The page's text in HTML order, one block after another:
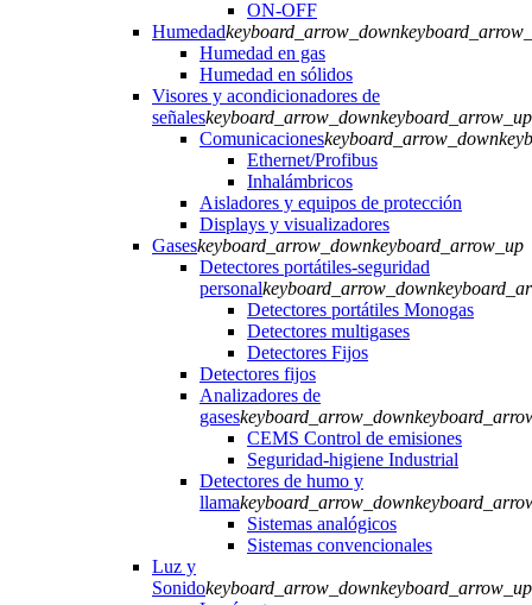
ON-OFF
Humedadkeyboard_arrow_down
Humedad en gas
Humedad en sólidos
Visores y acondicionadores de
señaleskeyboard_arrow_downkeyboard_arrow_up
Comunicacioneskeyboard_arrow_down
Ethernet/Profibus
Inhalámbricos
Aisladores y equipos de protección
Displays y visualizadores
Gaseskeyboard_arrow_downkeyboard_arrow_up
Detectores portátiles-seguridad
personalkeyboard_arrow_down
Detectores portátiles Monogas
Detectores multigases
Detectores Fijos
Detectores fijos
Analizadores de
gaseskeyboard_arrow_down
CEMS Control de emisiones
Seguridad-higiene Industrial
Detectores de humo y
llamakeyboard_arrow_down
Sistemas analógicos
Sistemas convencionales
Luz y
Sonidokeyboard_arrow_downkeyboard_arrow_up